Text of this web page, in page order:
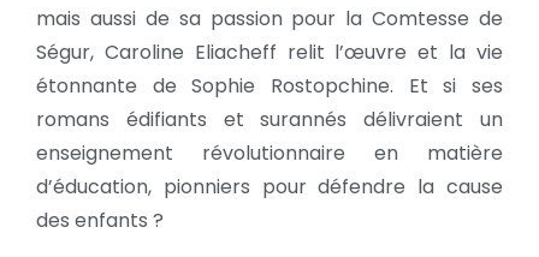
mais aussi de sa passion pour la Comtesse de
Ségur, Caroline Eliacheff relit l’œuvre et la vie
étonnante de Sophie Rostopchine. Et si ses
romans édifiants et surannés délivraient un
enseignement révolutionnaire en matière
d’éducation, pionniers pour défendre la cause
des enfants ?